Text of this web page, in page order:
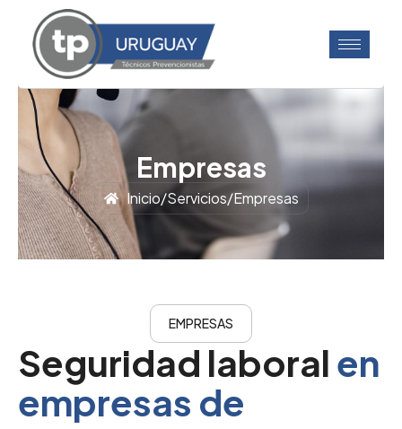
Empresas
Inicio/Servicios/Empresas
EMPRESAS
Seguridad laboralen
empresas de